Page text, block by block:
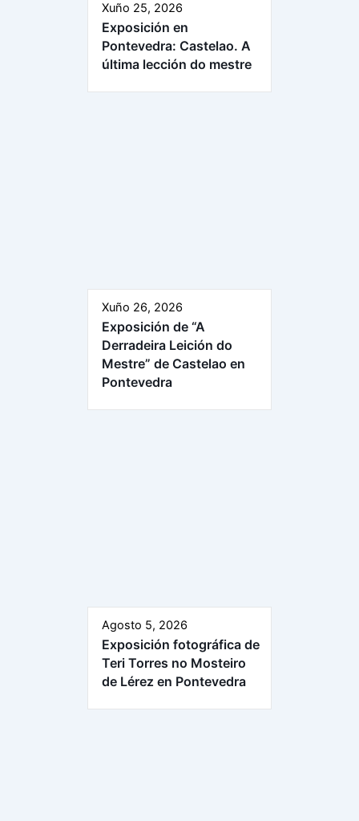
Xuño 25, 2026
Exposición en
Pontevedra: Castelao. A
última lección do mestre
Xuño 26, 2026
Exposición de “A
Derradeira Leición do
Mestre” de Castelao en
Pontevedra
Agosto 5, 2026
Exposición fotográfica de
Teri Torres no Mosteiro
de Lérez en Pontevedra